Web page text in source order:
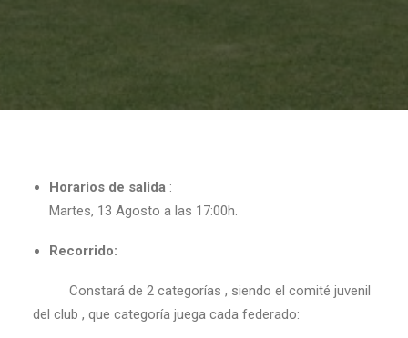
Horarios de salida :
Martes, 13 Agosto a las 17:00h.
Recorrido:
Constará de 2 categorías , siendo el comité juvenil
del club , que categoría juega cada federado: